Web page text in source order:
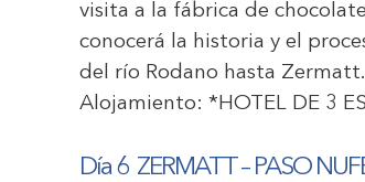
visita a la fábrica de
conocerá la historia y el
del río Rodano hasta Zermatt.
Alojamiento: *HOTEL DE 3
Día 6 ZERMATT – PASO